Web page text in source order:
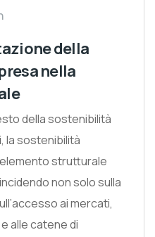
della
nella
della sostenibilità
la sostenibilità
strutturale
non solo sulla
ai mercati,
alle catene di